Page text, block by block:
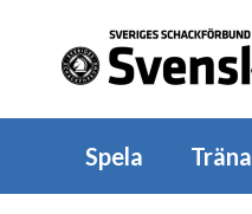
Spela Träna